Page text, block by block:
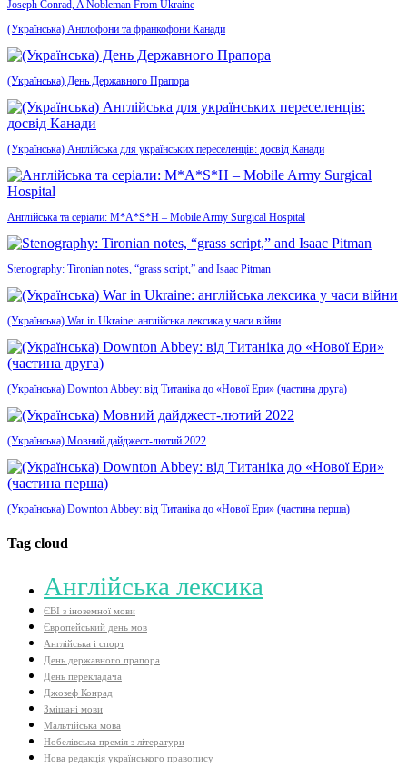
Joseph Conrad, A Nobleman From Ukraine
(Українська) Англофони та франкофони Канади
(Українська) День Державного Прапора
(Українська) Англійська для українських переселенців: досвід Канади
Англійська та серіали: M*A*S*H – Mobile Army Surgical Hospital
Stenography: Tironian notes, “grass script,” and Isaac Pitman
(Українська) War in Ukraine: англійська лексика у часи війни
(Українська) Downton Abbey: від Титаніка до «Нової Ери» (частина друга)
(Українська) Мовний дайджест-лютий 2022
(Українська) Downton Abbey: від Титаніка до «Нової Ери» (частина перша)
Tag cloud
Aнглійська лексика
ЄВІ з іноземної мови
Європейський день мов
Англійська і спорт
День державного прапора
День перекладача
Джозеф Конрад
Змішані мови
Мальтійська мова
Нобелівська премія з літератури
Нова редакція українського правопису